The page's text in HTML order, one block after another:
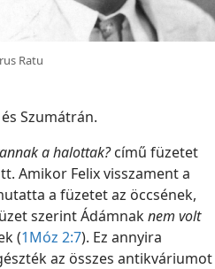
Ratu
Szumátrán.
a halottak?című füzetet
Amikor Felix visszament a
a füzetet az öccsének,
szerint Ádámnaknem volt
(1Móz 2:7). Ez annyira
az összes antikváriumot